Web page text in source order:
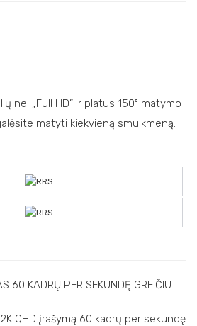
nei „Full HD” ir platus 150º matymo
matyti kiekvieną smulkmeną.
60 KADRŲ PER SEKUNDĘ GREIČIU
QHD įrašymą 60 kadrų per sekundę